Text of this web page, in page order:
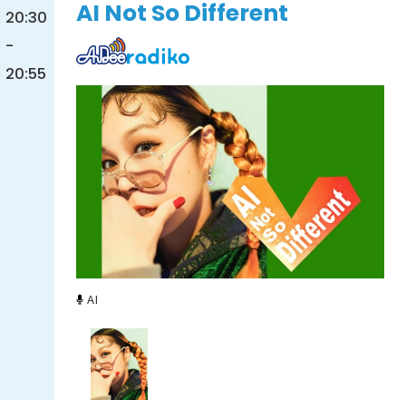
20:30
-
20:55
AI Not So Different
AI